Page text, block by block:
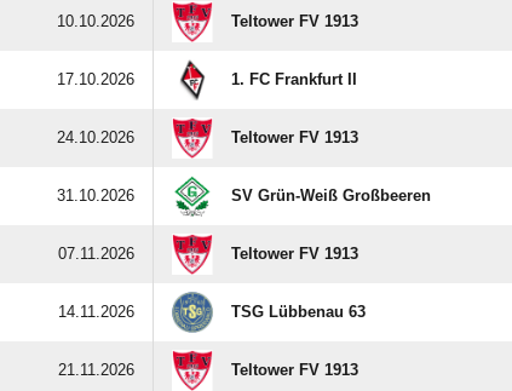
10.10.2026 Teltower FV 1913
17.10.2026 1. FC Frankfurt II
24.10.2026 Teltower FV 1913
31.10.2026 SV Grün-Weiß Großbeeren
07.11.2026 Teltower FV 1913
14.11.2026 TSG Lübbenau 63
21.11.2026 Teltower FV 1913